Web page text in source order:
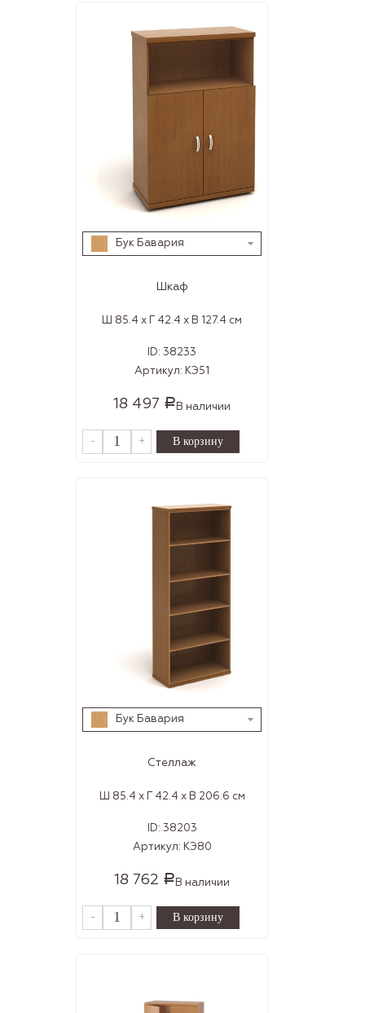
Бук Бавария
Шкаф
Ш 85.4 x Г 42.4 x В 127.4 см
ID: 38233
Артикул: КЭ51
18 497 Р В наличии
- +
Бук Бавария
Стеллаж
Ш 85.4 x Г 42.4 x В 206.6 см
ID: 38203
Артикул: КЭ80
18 762 Р В наличии
- +